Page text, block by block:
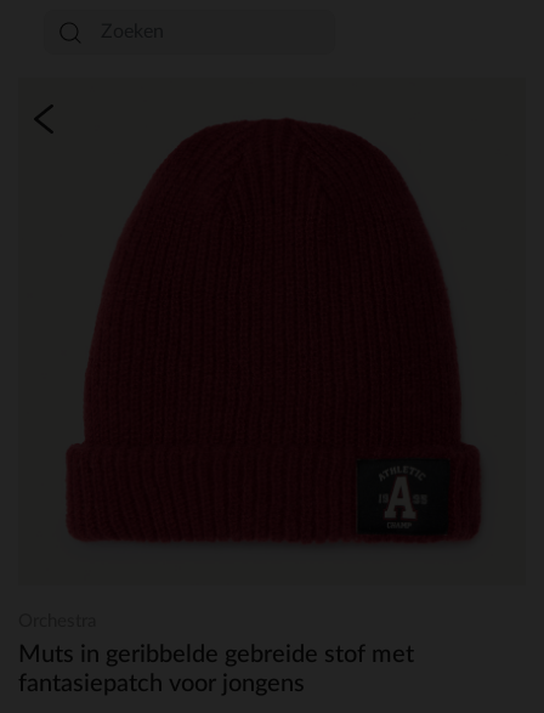
Muts in geribbelde gebreide stof met
fantasiepatch voor jongens